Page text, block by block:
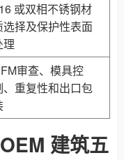
或双相不锈钢材
选择及保护性表面
理
审查、模具控
、重复性和出口包
建筑五